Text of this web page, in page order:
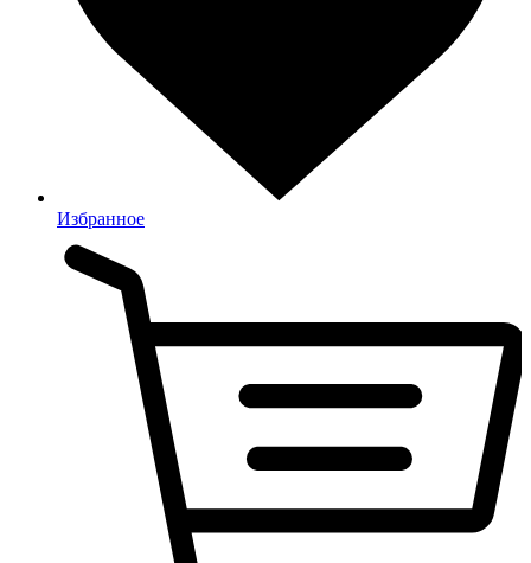
Избранное